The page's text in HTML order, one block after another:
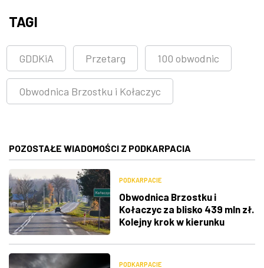
TAGI
GDDKiA Przetarg 100 obwodnic
Obwodnica Brzostku i Kołaczyc
POZOSTAŁE WIADOMOŚCI Z PODKARPACIA
PODKARPACIE
Obwodnica Brzostku i
Kołaczyc za blisko 439 mln zł.
Kolejny krok w kierunku
PODKARPACIE